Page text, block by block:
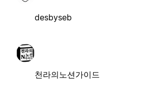
desbyseb
천라의노션가이드